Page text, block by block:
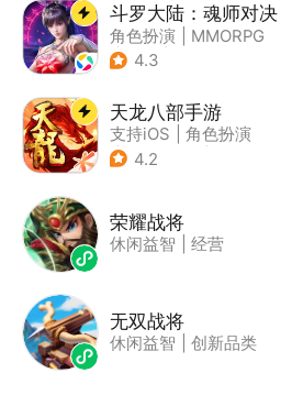
斗罗大陆：魂师对决
角色扮演
MMORPG
| 奇幻
4.3
天龙八部手游
支持iOS
角色扮演
| MMORPG
4.2
荣耀战将
休闲益智 经营
无双战将
休闲益智 创新品类